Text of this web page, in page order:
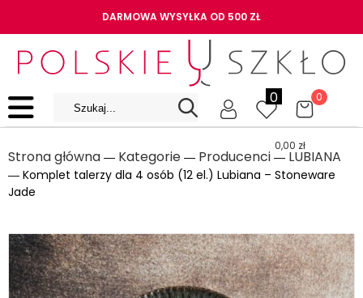
DARMOWA WYSYŁKA OD 500 ZŁ
0 0
0,00 zł
Strona główna ― Kategorie ― Producenci ― LUBIANA
― Komplet talerzy dla 4 osób (12 el.) Lubiana – Stoneware
Jade